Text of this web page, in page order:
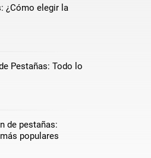
¿Cómo elegir la
Pestañas: Todo lo
de pestañas:
populares